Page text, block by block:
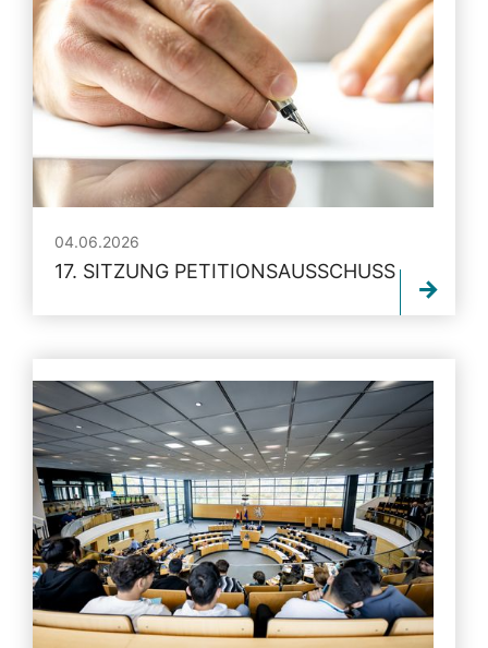
04.06.2026
17. SITZUNG PETITIONSAUSSCHUSS